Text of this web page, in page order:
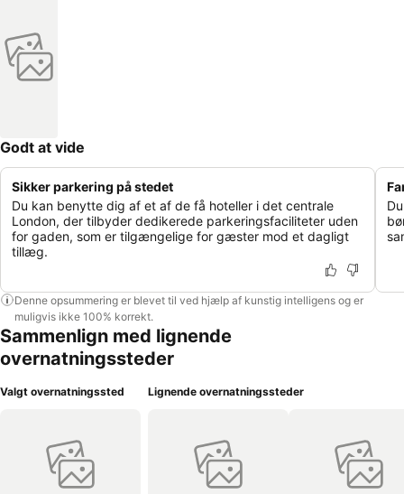
Godt at vide
Sikker parkering på stedet
Du kan benytte dig af et af de få hoteller i det centrale
London, der tilbyder dedikerede parkeringsfaciliteter uden
for gaden, som er tilgængelige for gæster mod et dagligt
tillæg.
Denne opsummering er blevet til ved hjælp af kunstig intelligens og er
muligvis ikke 100% korrekt.
Sammenlign med lignende
overnatningssteder
Valgt overnatningssted Lignende overnatningssteder